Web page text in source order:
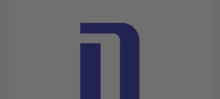
Afbeeldingengalerij overslaan